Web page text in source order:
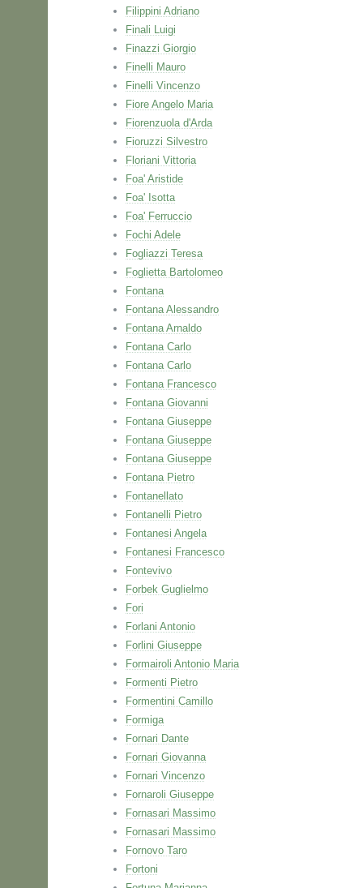
Filippini Adriano
Finali Luigi
Finazzi Giorgio
Finelli Mauro
Finelli Vincenzo
Fiore Angelo Maria
Fiorenzuola d'Arda
Fioruzzi Silvestro
Floriani Vittoria
Foa' Aristide
Foa' Isotta
Foa' Ferruccio
Fochi Adele
Fogliazzi Teresa
Foglietta Bartolomeo
Fontana
Fontana Alessandro
Fontana Arnaldo
Fontana Carlo
Fontana Carlo
Fontana Francesco
Fontana Giovanni
Fontana Giuseppe
Fontana Giuseppe
Fontana Giuseppe
Fontana Pietro
Fontanellato
Fontanelli Pietro
Fontanesi Angela
Fontanesi Francesco
Fontevivo
Forbek Guglielmo
Fori
Forlani Antonio
Forlini Giuseppe
Formairoli Antonio Maria
Formenti Pietro
Formentini Camillo
Formiga
Fornari Dante
Fornari Giovanna
Fornari Vincenzo
Fornaroli Giuseppe
Fornasari Massimo
Fornasari Massimo
Fornovo Taro
Fortoni